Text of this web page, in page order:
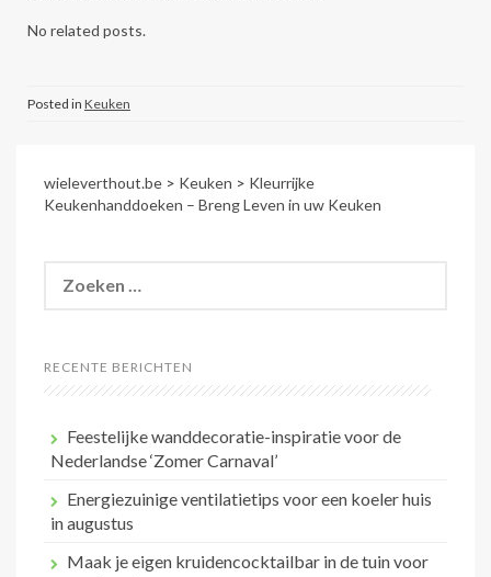
No related posts.
Posted in Keuken
wieleverthout.be > Keuken > Kleurrijke
Keukenhanddoeken – Breng Leven in uw Keuken
naar:
RECENTE BERICHTEN
Feestelijke wanddecoratie-inspiratie voor de
Nederlandse ‘Zomer Carnaval’
Energiezuinige ventilatietips voor een koeler huis
in augustus
Maak je eigen kruidencocktailbar in de tuin voor